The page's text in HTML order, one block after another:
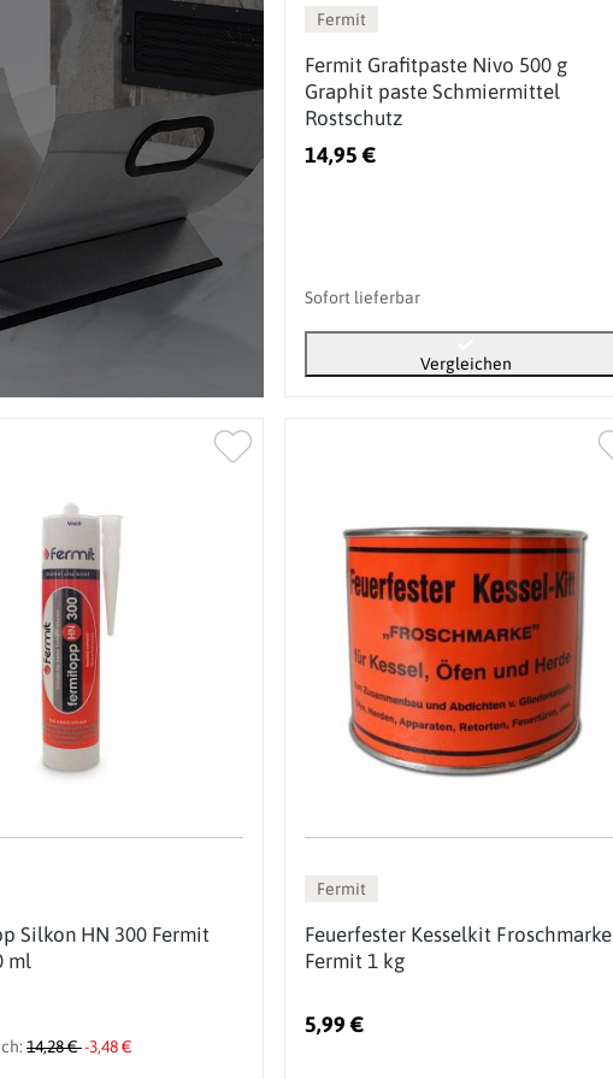
Fermit
Fermit Grafitpaste Nivo 500 g
Graphit paste Schmiermittel
Rostschutz
14,95 €
Sofort lieferbar
Vergleichen
Silkon HN 300 Fermit
ml
14,28 €-3,48 €
Fermit
Feuerfester Kesselkit Froschmarke
Fermit 1 kg
5,99 €